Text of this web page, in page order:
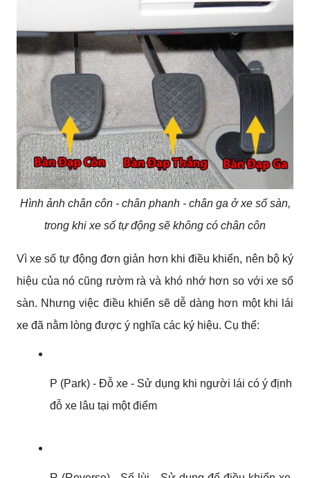
Hình ảnh chân côn - chân phanh - chân ga ở xe số sàn,
trong khi xe số tự động sẽ không có chân côn
Vì xe số tự động đơn giản hơn khi điều khiển, nên bộ ký
hiệu của nó cũng rườm rà và khó nhớ hơn so với xe số
sàn. Nhưng việc điều khiển sẽ dễ dàng hơn một khi lái
xe đã nằm lòng được ý nghĩa các ký hiệu. Cụ thể:
P (Park) - Đỗ xe - Sử dụng khi người lái có ý định
đỗ xe lâu tại một điểm